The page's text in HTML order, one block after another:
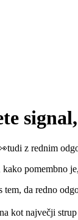
z rednim
pomembno
da redno
kot največji strup